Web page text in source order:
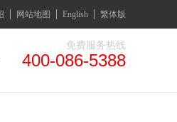
网站地图 English 繁体版
免费服务热线
400-086-5388